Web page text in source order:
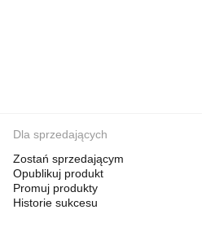
Dla sprzedających
Zostań sprzedającym
Opublikuj produkt
Promuj produkty
Historie sukcesu